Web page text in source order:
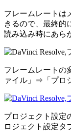
フレームレートは
きるので、最終的
読み込み時にあら
フレームレートの
ァイル」⇒「プロ
プロジェクト設定
ロジェクト設定タ